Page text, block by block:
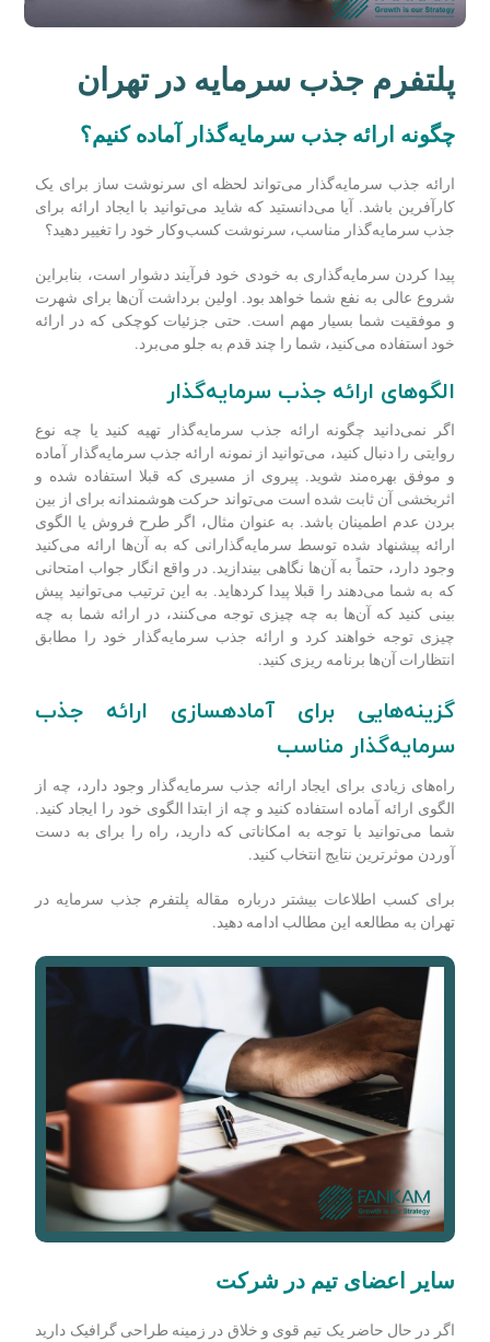
پلتفرم جذب سرمایه در تهران
چگونه ارائه جذب سرمایه‌گذار آماده کنیم؟
ارائه جذب سرمایه‌گذار می‌تواند لحظه ای سرنوشت ساز برای یک
کارآفرین باشد. آیا می‌دانستید که شاید می‌توانید با ایجاد ارائه برای
جذب سرمایه‌گذار مناسب، سرنوشت کسب‌وکار خود را تغییر دهید؟
پیدا کردن سرمایه‌گذاری به خودی خود فرآیند دشوار است، بنابراین
شروع عالی به نفع شما خواهد بود. اولین برداشت آن‌ها برای شهرت
و موفقیت شما بسیار مهم است. حتی جزئیات کوچکی که در ارائه
خود استفاده می‌کنید، شما را چند قدم به جلو می‌برد.
الگوهای ارائه جذب سرمایه‌گذار
اگر نمی‌دانید چگونه ارائه جذب سرمایه‌گذار تهیه کنید یا چه نوع
روایتی را دنبال کنید، می‌توانید از نمونه ارائه جذب سرمایه‌گذار آماده
و موفق بهره‌­مند شوید. پیروی از مسیری که قبلا استفاده شده و
اثربخشی آن ثابت شده است می‌تواند حرکت هوشمندانه برای از بین
بردن عدم اطمینان باشد. به عنوان مثال، اگر طرح فروش یا الگوی
ارائه پیشنهاد شده توسط سرمایه‌گذارانی که به آن‌ها ارائه می‌کنید
وجود دارد، حتماً به آن‌ها نگاهی بیندازید. در واقع انگار جواب امتحانی
که به شما می‌دهند را قبلا پیدا کرده­اید. به این ترتیب می‌توانید پیش­‌
بینی کنید که آن‌ها به چه چیزی توجه می‌کنند، در ارائه شما به چه
چیزی توجه خواهند کرد و ارائه جذب سرمایه‌گذار خود را مطابق
انتظارات آن‌ها برنامه ریزی کنید.
گزینه‌­هایی برای آماده­سازی ارائه جذب
سرمایه‌گذار مناسب
راه­‌های زیادی برای ایجاد ارائه جذب سرمایه‌گذار وجود دارد، چه از
الگوی ارائه آماده استفاده کنید و چه از ابتدا الگوی خود را ایجاد کنید.
شما می‌توانید با توجه به امکاناتی که دارید، راه را برای به دست
آوردن موثرترین نتایج انتخاب کنید.
برای کسب اطلاعات بیشتر درباره مقاله پلتفرم جذب سرمایه در
تهران به مطالعه این مطالب ادامه دهید.
سایر اعضای تیم در شرکت
اگر در حال حاضر یک تیم قوی و خلاق در زمینه طراحی گرافیک دارید